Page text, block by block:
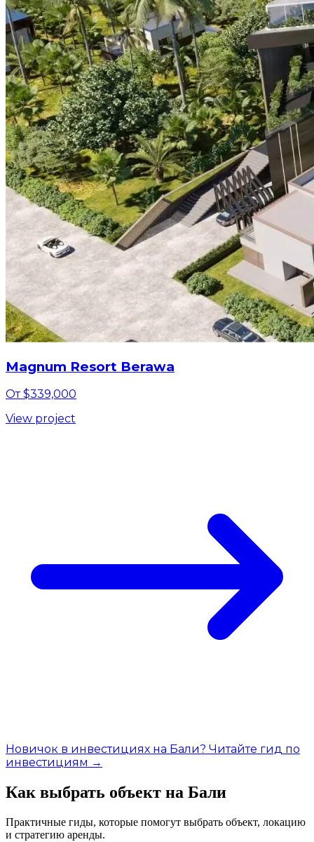
Magnum Resort Berawa
От $339,000
View project
Новичок в инвестициях на Бали? Читайте гид по
инвестициям →
Как выбрать объект на Бали
Практичные гиды, которые помогут выбрать объект, локацию
и стратегию аренды.